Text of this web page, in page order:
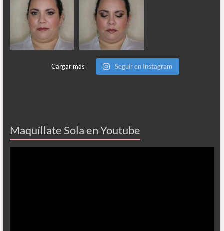
Cargar más Seguir en Instagram
Maquíllate Sola en Youtube